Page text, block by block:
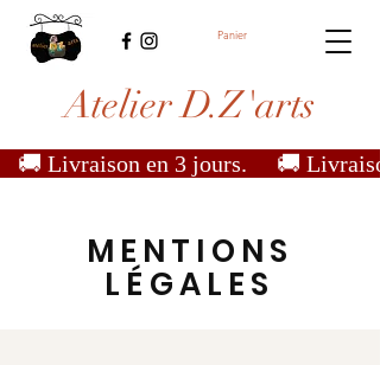
Panier
Atelier D.Z'arts
   🚚 Livraison en 3 jours.
MENTIONS
LÉGALES